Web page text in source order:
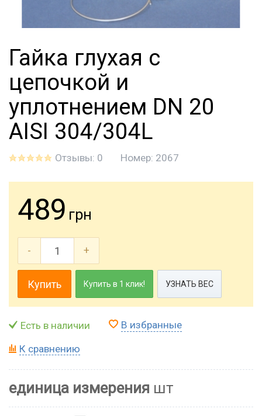
Гайка глухая с
цепочкой и
уплотнением DN 20
AISI 304/304L
Отзывы: 0 Номер: 2067
489 грн
- +
Купить Купить в 1 клик! УЗНАТЬ ВЕС
Есть в наличии В избранные
К сравнению
единица измерения шт